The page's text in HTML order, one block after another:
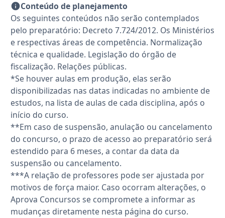
Conteúdo de planejamento
Os seguintes conteúdos não serão contemplados
pelo preparatório: Decreto 7.724/2012. Os Ministérios
e respectivas áreas de competência. Normalização
técnica e qualidade. Legislação do órgão de
fiscalização. Relações públicas.
*Se houver aulas em produção, elas serão
disponibilizadas nas datas indicadas no ambiente de
estudos, na lista de aulas de cada disciplina, após o
início do curso.
**Em caso de suspensão, anulação ou cancelamento
do concurso, o prazo de acesso ao preparatório será
estendido para 6 meses, a contar da data da
suspensão ou cancelamento.
***A relação de professores pode ser ajustada por
motivos de força maior. Caso ocorram alterações, o
Aprova Concursos se compromete a informar as
mudanças diretamente nesta página do curso.